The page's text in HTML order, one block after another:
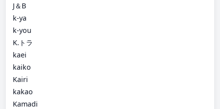
J＆B
k-ya
k-you
K.トラ
kaei
kaiko
Kairi
kakao
Kamadi